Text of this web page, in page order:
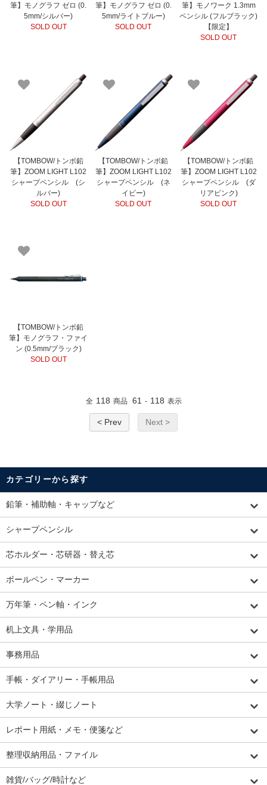
筆】モノグラフ ゼロ (0.
5mm/シルバー)
SOLD OUT
筆】モノグラフ ゼロ (0.
5mm/ライトブルー)
SOLD OUT
筆】モノワーク 1.3mm
ペンシル (フルブラック)
【限定】
SOLD OUT
【TOMBOW/トンボ鉛
筆】ZOOM LIGHT L102
シャープペンシル (シ
ルバー)
SOLD OUT
【TOMBOW/トンボ鉛
筆】ZOOM LIGHT L102
シャープペンシル (ネ
イビー)
SOLD OUT
【TOMBOW/トンボ鉛
筆】ZOOM LIGHT L102
シャープペンシル (ダ
リアピンク)
SOLD OUT
【TOMBOW/トンボ鉛
筆】モノグラフ・ファイ
ン (0.5mm/ブラック)
SOLD OUT
全 118 商品 61 - 118 表示
< Prev Next >
カテゴリーから探す
鉛筆・補助軸・キャップなど
シャープペンシル
芯ホルダー・芯研器・替え芯
ボールペン・マーカー
万年筆・ペン軸・インク
机上文具・学用品
事務用品
手帳・ダイアリー・手帳用品
大学ノート・綴じノート
レポート用紙・メモ・便箋など
整理収納用品・ファイル
雑貨/バッグ/時計など